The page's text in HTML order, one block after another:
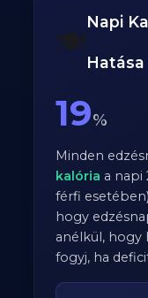
🍽️
Napi
Hatása
19%
Minden
kalória a napi
férfi esetében)
hogy
anélkül, hogy
fogyj, ha